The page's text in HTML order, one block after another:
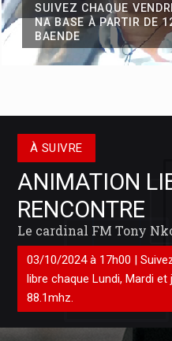
La situation de l’agression
armées rwandaises, dans
Congo, actuellement dans la
nord
Mobilisation de la finance
technologies de pointe pour
Pour mobiliser la finance
SUIVEZ CHAQUE
NA BASE À PARTIR DE
BAENDE
08/08/2026 À
ON DEBRIEF
SUIVEZ DU LUNDI AU
RTGA 88.1MHZ LES
PRESSE CONGOLAISE
SOUS L'OEIL VIGILENT.
À SUIVRE
ANIMATION
RENCONTRE
Le cardinal FM Tony
03/10/2024 à 17h00 |